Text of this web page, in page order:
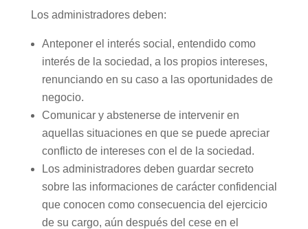
Los administradores deben:
Anteponer el interés social, entendido como
interés de la sociedad, a los propios intereses,
renunciando en su caso a las oportunidades de
negocio.
Comunicar y abstenerse de intervenir en
aquellas situaciones en que se puede apreciar
conflicto de intereses con el de la sociedad.
Los administradores deben guardar secreto
sobre las informaciones de carácter confidencial
que conocen como consecuencia del ejercicio
de su cargo, aún después del cese en el